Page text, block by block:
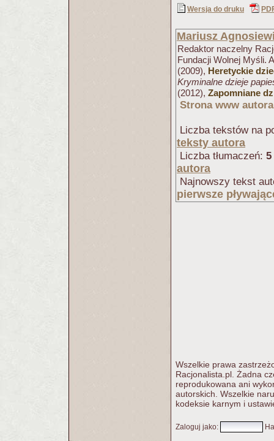
Wersja do druku
Mariusz
Redaktor naczelny
Fundacji Wolnej Myśli.
(2009), Heretyckie
Kryminalne dzieje
(2012), Zapomniane
Strona www autora
Liczba tekstów na
teksty autora
Liczba tłumaczeń: 5
autora
Najnowszy tekst
pierwsze
Wszelkie prawa
Racjonalista.pl. Żadna
reprodukowana ani
autorskich. Wszelkie
kodeksie karnym i
Zaloguj jako: